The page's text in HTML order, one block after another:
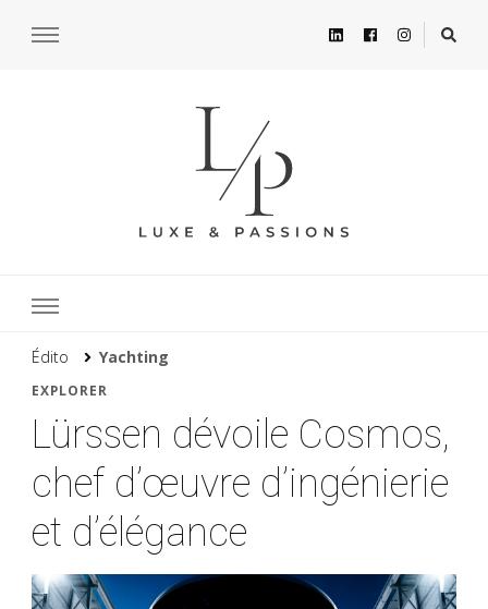
Édito Yachting
EXPLORER
Lürssen dévoile Cosmos,
chef d’œuvre d’ingénierie
et d’élégance